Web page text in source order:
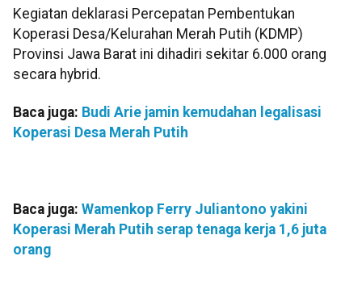
Kegiatan deklarasi Percepatan Pembentukan
Koperasi Desa/Kelurahan Merah Putih (KDMP)
Provinsi Jawa Barat ini dihadiri sekitar 6.000 orang
secara hybrid.
Baca juga: Budi Arie jamin kemudahan legalisasi
Koperasi Desa Merah Putih
Baca juga: Wamenkop Ferry Juliantono yakini
Koperasi Merah Putih serap tenaga kerja 1,6 juta
orang